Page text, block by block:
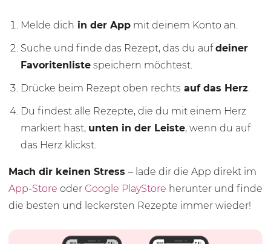
Melde dich in der App mit deinem Konto an.
Suche und finde das Rezept, das du aufdeiner
Favoritenliste speichern möchtest.
Drücke beim Rezept oben rechts auf das Herz.
Du findest alle Rezepte, die du mit einem Herz
markiert hast, unten in der Leiste, wenn du auf
das Herz klickst.
Mach dir keinen Stress – lade dir die App direkt im
App-Store oder Google PlayStore herunter und finde
die besten und leckersten Rezepte immer wieder!